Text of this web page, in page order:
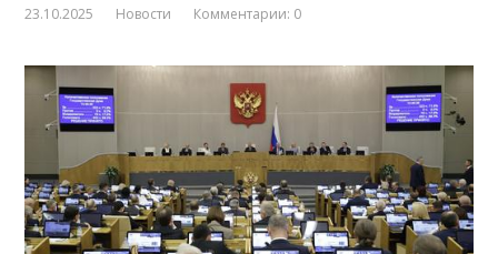
23.10.2025 Новости Комментарии: 0